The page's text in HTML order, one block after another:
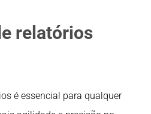
relatórios
é essencial para qualquer